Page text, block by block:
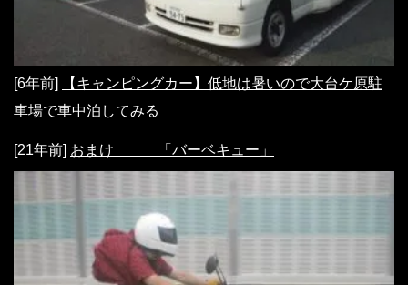
[6年前]
【キャンピングカー】低地は暑いので大台ケ原駐
車場で車中泊してみる
[21年前] おまけ 「バーベキュー」